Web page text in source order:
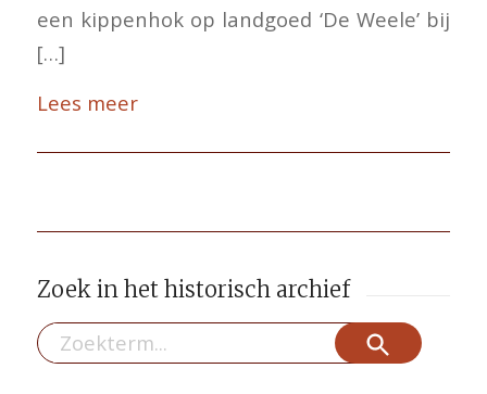
een kippenhok op landgoed ‘De Weele’ bij
[…]
Lees meer
Zoek in het historisch archief
Zoek
naar:
Zoekknop